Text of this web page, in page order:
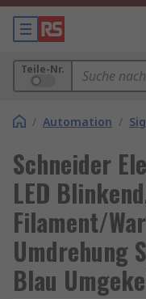
Teile-Nr.
/ Automation /
Schneider
LED
Filament/
Umdrehung
Blau